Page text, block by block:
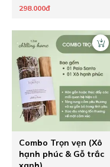
298.000đ
Combo Trọn vẹn (Xô
hạnh phúc & Gỗ trắc